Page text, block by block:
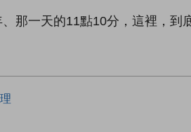
那一天的11點10分，這裡，到